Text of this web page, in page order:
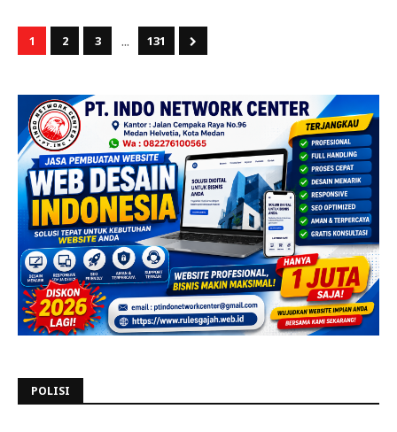
1 2 3 ... 131
POLISI